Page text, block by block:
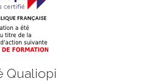
Qualiopi